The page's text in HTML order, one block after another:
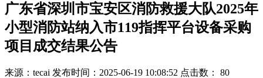
广东省深圳市宝安区消防救援大队2025年
小型消防站纳入市119指挥平台设备采购
项目成交结果公告
来源：tecai 发布时间：2025-06-19 10:08:52 点击数： 80